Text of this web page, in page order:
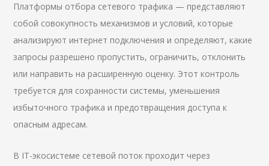
Платформы отбора сетевого трафика — представляют
собой совокупность механизмов и условий, которые
анализируют интернет подключения и определяют, какие
запросы разрешено пропустить, ограничить, отклонить
или направить на расширенную оценку. Этот контроль
требуется для сохранности системы, уменьшения
избыточного трафика и предотвращения доступа к
опасным адресам.
В IT-экосистеме сетевой поток проходит через